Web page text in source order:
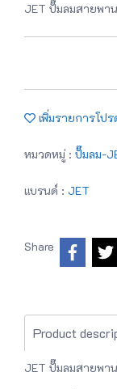
JET ปั๊มลมสายพา
เพิ่มรายการโปร
หมวดหมู่ : ปั๊มลม-
แบรนด์ : JET
Share
Product
JET ปั๊มลมสายพา